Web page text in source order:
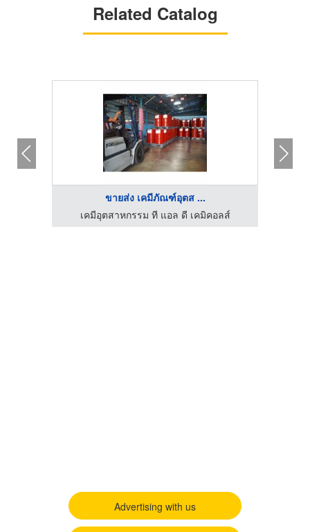
Related Catalog
ขายส่ง เคมีภัณฑ์อุตส ...
เคมีอุตสาหกรรม ที แอล ดี เคมิคอลส์
Advertising with us